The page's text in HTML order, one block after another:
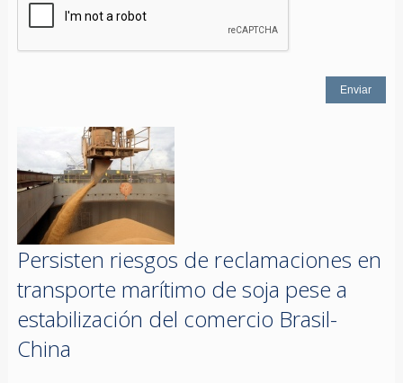
Persisten riesgos de reclamaciones en
transporte marítimo de soja pese a
estabilización del comercio Brasil-
China